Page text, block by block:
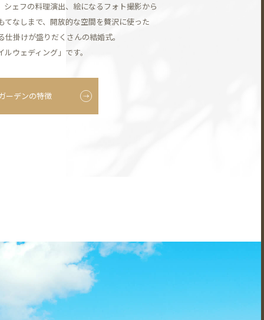
ェフの料理演出、 絵になるフォト撮影から
てなしまで、開放的な空間を贅沢に使った
掛けが盛りだくさんの結婚式。
ウェディング」です。
ーデンの特徴